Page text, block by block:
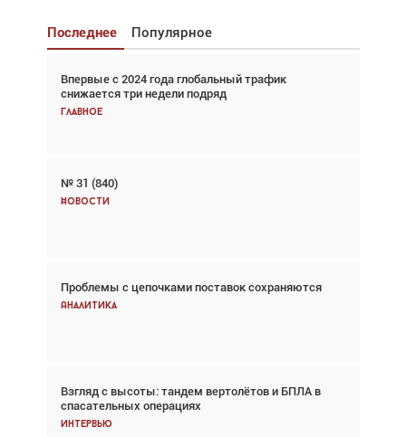
Последнее Популярное
Впервые с 2024 года глобальный трафик
снижается три недели подряд
Главное
№ 31 (840)
Новости
Проблемы с цепочками поставок сохраняются
Аналитика
Взгляд с высоты: тандем вертолётов и БПЛА в
спасательных операциях
Интервью
Взгляд с высоты: тандем вертолётов и БПЛА в
спасательных операциях
Главное
Авиационный фотограф Дэйв Кох: «Фотография
говорит сама за себя... а ИИ всё портит»
Впервые с 2024 года глобальный трафик
снижается три недели подряд
Частный самолёт – это актив. Подходите к
покупке соответствующим образом
Интервью